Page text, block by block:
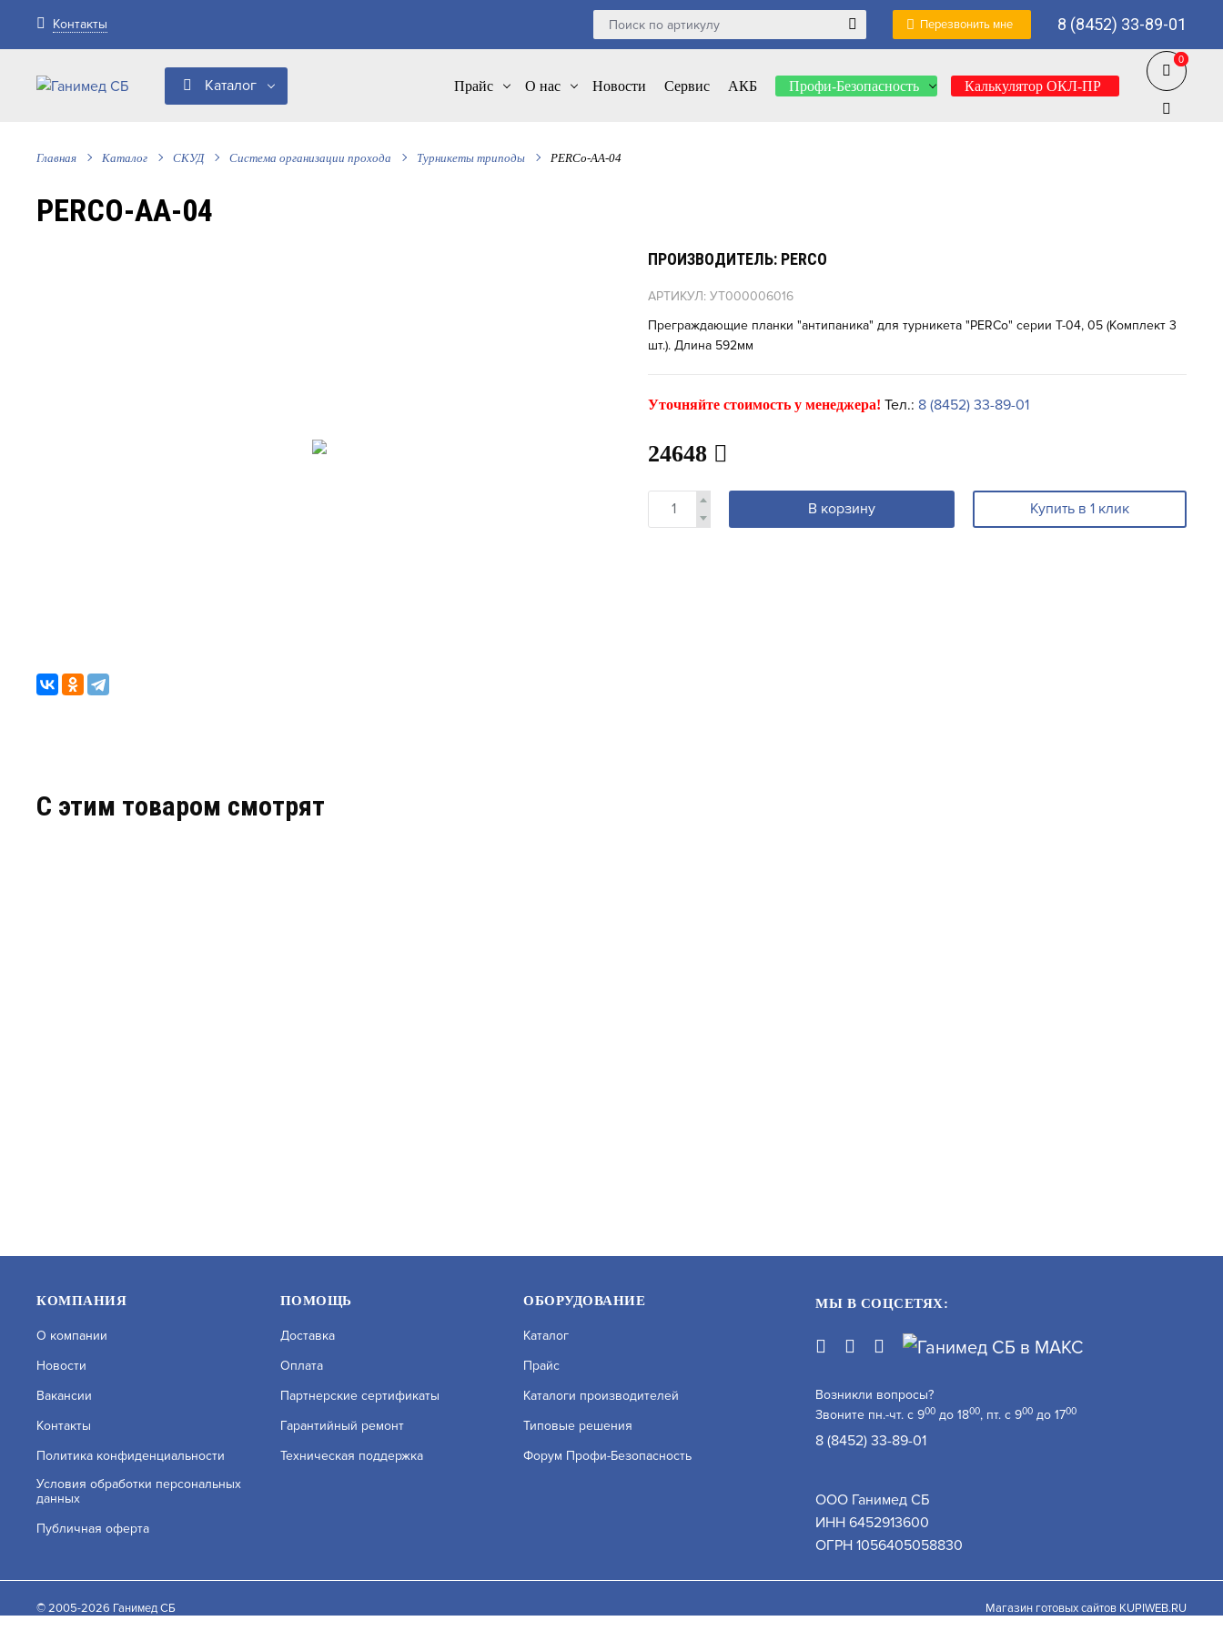
На нашем сайте используются cookie–файлы, в том числе сервисов веб–аналитики. Используя сайт, вы соглашаетесь на обработку персональных данных при помощи cookie–
Контакты Перезвонить мне 8 (8452) 33-89-01
0
0
Прайс О нас Новости Сервис АКБ Профи-Безопасность Калькулятор ОКЛ-ПР
Каталог
Главная Каталог СКУД Система организации прохода Турникеты триподы PERCo-AA-04
PERCO-AA-04
ПРОИЗВОДИТЕЛЬ: PERCO
АРТИКУЛ: УТ000006016
Преграждающие планки "антипаника" для турникета "PERCo" серии Т-04, 05 (Комплект 3
шт.). Длина 592мм
Уточняйте стоимость у менеджера! Тел.: 8 (8452) 33-89-01
24648
В корзину Купить в 1 клик
C этим товаром смотрят
93 976.84 В КОРЗИНУ 96 883.98 В КОРЗИНУ 123 981 В КОРЗИНУ
АРТИКУЛ: УТ000001774
24 648 В КОРЗИНУ
КОМПАНИЯ
О компании
Новости
Вакансии
Контакты
Политика конфиденциальности
Условия обработки персональных
данных
Публичная оферта
ПОМОЩЬ
Доставка
Оплата
Партнерские сертификаты
Гарантийный ремонт
Техническая поддержка
ОБОРУДОВАНИЕ
Каталог
Прайс
Каталоги производителей
Типовые решения
Форум Профи-Безопасность
МЫ В СОЦСЕТЯХ:
Возникли вопросы?
Звоните пн.-чт. с 900 до 1800, пт. с 900 до 1700
8 (8452) 33-89-01
ООО Ганимед СБ
ИНН 6452913600
ОГРН 1056405058830
© 2005-2026 Ганимед СБ Магазин готовых сайтов KUPIWEB.RU